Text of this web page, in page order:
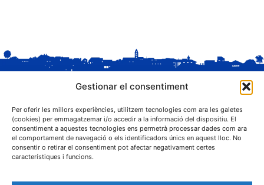
Gestionar el consentiment
Per oferir les millors experiències, utilitzem tecnologies com ara les galetes
(cookies) per emmagatzemar i/o accedir a la informació del dispositiu. El
consentiment a aquestes tecnologies ens permetrà processar dades com ara
el comportament de navegació o els identificadors únics en aquest lloc. No
consentir o retirar el consentiment pot afectar negativament certes
característiques i funcions.
C. Sant Josep, 1
25243 El Palau d'Anglesola (Pla d'Urgell)